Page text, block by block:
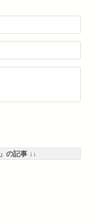
の記事 ↓↓